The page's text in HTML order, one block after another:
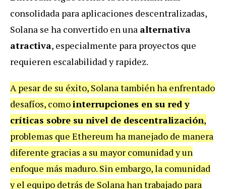
consolidada para aplicaciones descentralizadas,
Solana se ha convertido en una alternativa
atractiva, especialmente para proyectos que
requieren escalabilidad y rapidez.
A pesar de su éxito, Solana también ha enfrentado
desafíos, comointerrupciones en su red y
críticas sobre su nivel de descentralización,
problemas que Ethereum ha manejado de manera
diferente gracias a su mayor comunidad y un
enfoque más maduro. Sin embargo, la comunidad
y el equipo detrás de Solana han trabajado para